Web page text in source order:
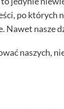
po których
Nawet nasze
naszych,